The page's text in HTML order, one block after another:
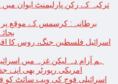
ترکیہ کے رکن پارلیمنٹ ایوان
برطانیہ: کرسمس کے موقع
اسرائیل فلسطین جنگ، روس کا
ہم آرام دہ لیکن غزہ میں
امریکی رپورٹر بھی اپنے
اسرائیلی فوج کی ویب سائٹ کو